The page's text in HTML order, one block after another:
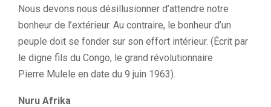
Nous devons nous désillusionner d’attendre notre
bonheur de l’extérieur. Au contraire, le bonheur d’un
peuple doit se fonder sur son effort intérieur. (Écrit par
le digne fils du Congo, le grand révolutionnaire
Pierre Mulele en date du 9 juin 1963).
Nuru Afrika